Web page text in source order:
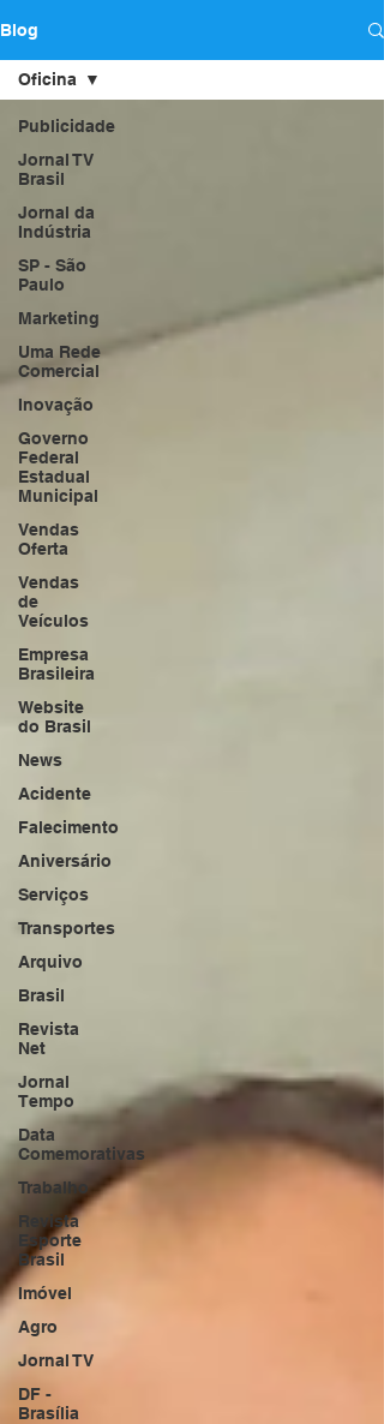
Blog
Publicidade
Jornal TV
Brasil
Jornal da
Indústria
SP - São
Paulo
Marketing
Uma Rede
Comercial
Inovação
Governo
Federal
Estadual
Municipal
Vendas
Oferta
Vendas
de
Veículos
Empresa
Brasileira
Website
do Brasil
News
Acidente
Falecimento
Aniversário
Serviços
Transportes
Arquivo
Brasil
Revista
Net
Jornal
Tempo
Data
Comemorativas
Trabalho
Revista
Esporte
Brasil
Imóvel
Agro
Jornal TV
DF -
Brasília
Oficina